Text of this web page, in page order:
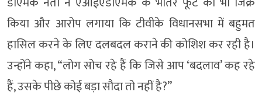
किया और आरोप लगाया कि टीवीके विधानसभा में बहुमत
हासिल करने के लिए दलबदल कराने की कोशिश कर रही है।
उन्होंने कहा, “लोग सोच रहे हैं कि जिसे आप ‘बदलाव’ कह रहे
हैं, उसके पीछे कोई बड़ा सौदा तो नहीं है?”